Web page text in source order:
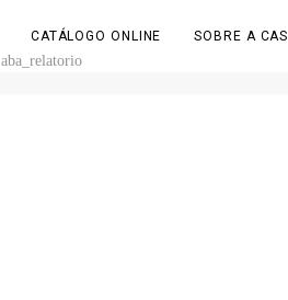
CATÁLOGO ONLINE SOBRE A CAS
aba_relatorio